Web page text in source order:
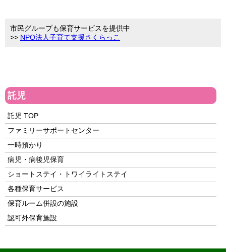
市民グループも保育サービスを提供中
>> NPO法人子育て支援さくらっこ
託児
託児 TOP
ファミリーサポートセンター
一時預かり
病児・病後児保育
ショートステイ・トワイライトステイ
各種保育サービス
保育ルーム併設の施設
認可外保育施設